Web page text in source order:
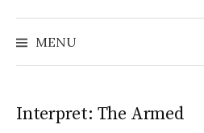
MENU
Interpret: The Armed